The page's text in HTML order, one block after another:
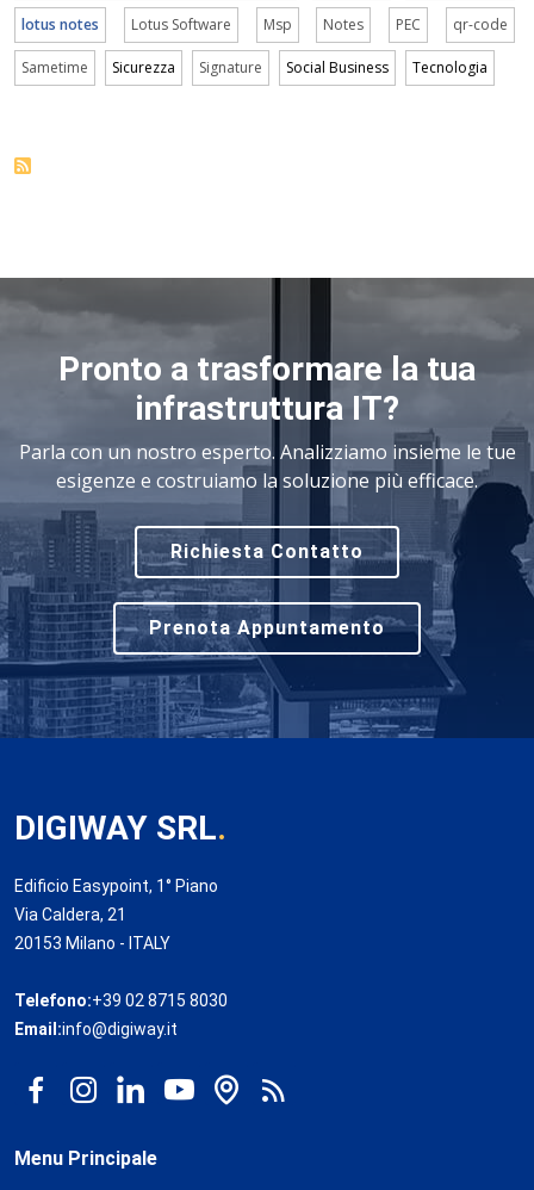
lotus notes Lotus Software Msp Notes PEC qr-code
Sametime Sicurezza Signature Social Business Tecnologia
Pronto a trasformare la tua
infrastruttura IT?
Parla con un nostro esperto. Analizziamo insieme le tue
esigenze e costruiamo la soluzione più efficace.
Richiesta Contatto
Prenota Appuntamento
DIGIWAY SRL.
Edificio Easypoint, 1° Piano
Via Caldera, 21
20153 Milano - ITALY
Telefono:+39 02 8715 8030
Email:info@digiway.it
Menu Principale